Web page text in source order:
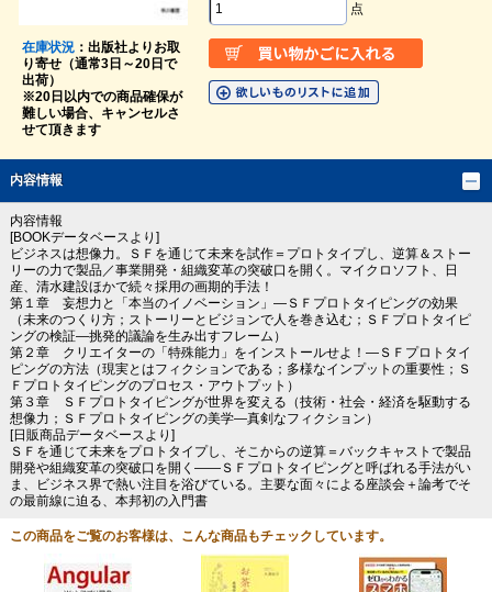
在庫状況：出版社よりお取
り寄せ（通常3日～20日で
出荷）
※20日以内での商品確保が
難しい場合、キャンセルさ
せて頂きます
点
内容情報
内容情報
[BOOKデータベースより]
ビジネスは想像力。ＳＦを通じて未来を試作＝プロトタイプし、逆算＆ストー
リーの力で製品／事業開発・組織変革の突破口を開く。マイクロソフト、日
産、清水建設ほかで続々採用の画期的手法！
第１章 妄想力と「本当のイノベーション」―ＳＦプロトタイピングの効果
（未来のつくり方；ストーリーとビジョンで人を巻き込む；ＳＦプロトタイピ
ングの検証―挑発的議論を生み出すフレーム）
第２章 クリエイターの「特殊能力」をインストールせよ！―ＳＦプロトタイ
ピングの方法（現実とはフィクションである；多様なインプットの重要性；Ｓ
Ｆプロトタイピングのプロセス・アウトプット）
第３章 ＳＦプロトタイピングが世界を変える（技術・社会・経済を駆動する
想像力；ＳＦプロトタイピングの美学―真剣なフィクション）
[日販商品データベースより]
ＳＦを通じて未来をプロトタイプし、そこからの逆算＝バックキャストで製品
開発や組織変革の突破口を開く――ＳＦプロトタイピングと呼ばれる手法がい
ま、ビジネス界で熱い注目を浴びている。主要な面々による座談会＋論考でそ
の最前線に迫る、本邦初の入門書
この商品をご覧のお客様は、こんな商品もチェックしています。